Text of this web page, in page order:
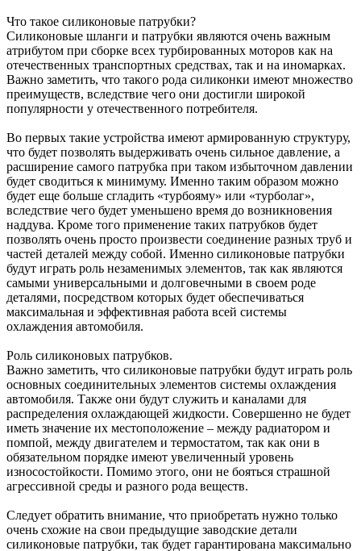
Что такое силиконовые патрубки?
Силиконовые шланги и патрубки являются очень важным
атрибутом при сборке всех турбированных моторов как на
отечественных транспортных средствах, так и на иномарках.
Важно заметить, что такого рода силиконки имеют множество
преимуществ, вследствие чего они достигли широкой
популярности у отечественного потребителя.
Во первых такие устройства имеют армированную структуру,
что будет позволять выдерживать очень сильное давление, а
расширение самого патрубка при таком избыточном давлении
будет сводиться к минимуму. Именно таким образом можно
будет еще больше сгладить «турбояму» или «турболаг»,
вследствие чего будет уменьшено время до возникновения
наддува. Кроме того применение таких патрубков будет
позволять очень просто произвести соединение разных труб и
частей деталей между собой. Именно силиконовые патрубки
будут играть роль незаменимых элементов, так как являются
самыми универсальными и долговечными в своем роде
деталями, посредством которых будет обеспечиваться
максимальная и эффективная работа всей системы
охлаждения автомобиля.
Роль силиконовых патрубков.
Важно заметить, что силиконовые патрубки будут играть роль
основных соединительных элементов системы охлаждения
автомобиля. Также они будут служить и каналами для
распределения охлаждающей жидкости. Совершенно не будет
иметь значение их местоположение – между радиатором и
помпой, между двигателем и термостатом, так как они в
обязательном порядке имеют увеличенный уровень
износостойкости. Помимо этого, они не бояться страшной
агрессивной среды и разного рода веществ.
Следует обратить внимание, что приобретать нужно только
очень схожие на свои предыдущие заводские детали
силиконовые патрубки, так будет гарантирована максимально